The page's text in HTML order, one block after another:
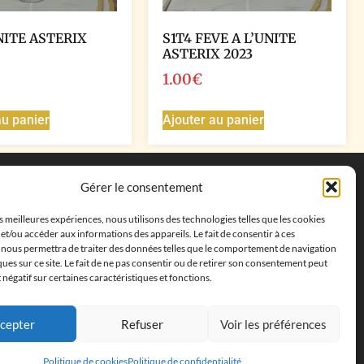
Gérer le consentement
meilleures expériences, nous utilisons des technologies telles que les cookies
ou accéder aux informations des appareils. Le fait de consentir à ces
permettra de traiter des données telles que le comportement de navigation
sur ce site. Le fait de ne pas consentir ou de retirer son consentement peut
sur certaines caractéristiques et fonctions.
Refuser Voir les préférences
Politique de cookiesPolitique de confidentialité
ASTERIX
panier
S1T4 FEVE A L’UNITE
ASTERIX 2023
1.00€
Ajouter au panier
Coordonnées
cléments, 13500 Martigues, France
Téléphone : ‭+33652313256‬
Email :feves.collecstore@gmail.com